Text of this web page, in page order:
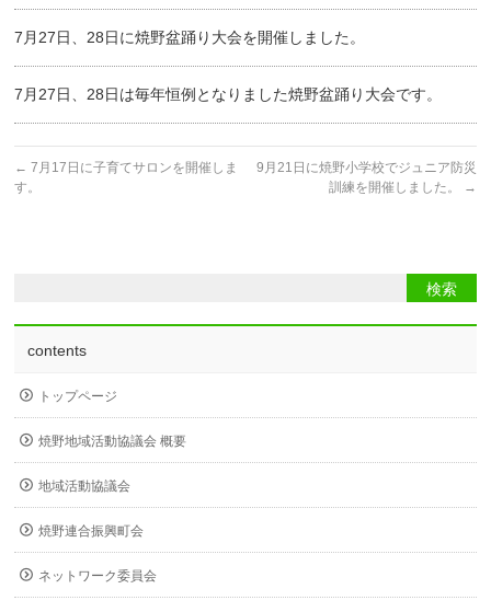
7月27日、28日に焼野盆踊り大会を開催しました。
7月27日、28日は毎年恒例となりました焼野盆踊り大会です。
← 7月17日に子育てサロンを開催しま
す。
9月21日に焼野小学校でジュニア防災
訓練を開催しました。
→
contents
トップページ
焼野地域活動協議会 概要
地域活動協議会
焼野連合振興町会
ネットワーク委員会